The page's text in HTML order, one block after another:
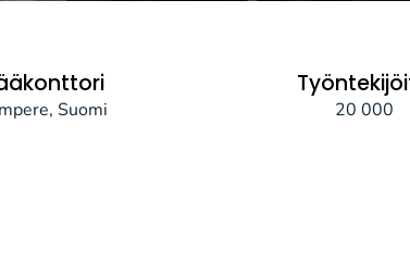
Suomi 20 000